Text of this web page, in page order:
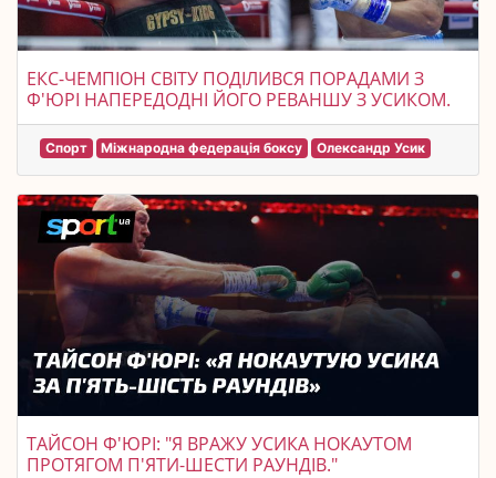
ЕКС-ЧЕМПІОН СВІТУ ПОДІЛИВСЯ ПОРАДАМИ З
Ф'ЮРІ НАПЕРЕДОДНІ ЙОГО РЕВАНШУ З УСИКОМ.
Спорт Міжнародна федерація боксу Олександр Усик
ТАЙСОН Ф'ЮРІ: "Я ВРАЖУ УСИКА НОКАУТОМ
ПРОТЯГОМ П'ЯТИ-ШЕСТИ РАУНДІВ."